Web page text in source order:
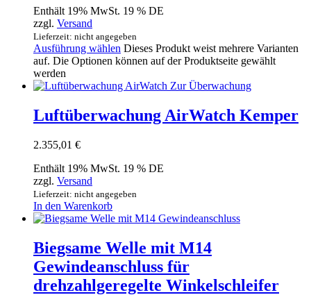
Enthält 19% MwSt. 19 % DE
zzgl. Versand
Lieferzeit: nicht angegeben
Ausführung wählen Dieses Produkt weist mehrere Varianten
auf. Die Optionen können auf der Produktseite gewählt
werden
Luftüberwachung AirWatch Kemper
2.355,01 €
Enthält 19% MwSt. 19 % DE
zzgl. Versand
Lieferzeit: nicht angegeben
In den Warenkorb
Biegsame Welle mit M14
Gewindeanschluss für
drehzahlgeregelte Winkelschleifer